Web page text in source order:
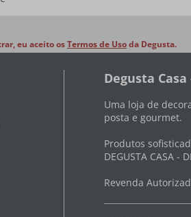
eu aceito osTermos de Usoda Degusta.
Degusta
Uma loja de
posta e gourmet.
Produtos
DEGUSTA CASA -
Revenda